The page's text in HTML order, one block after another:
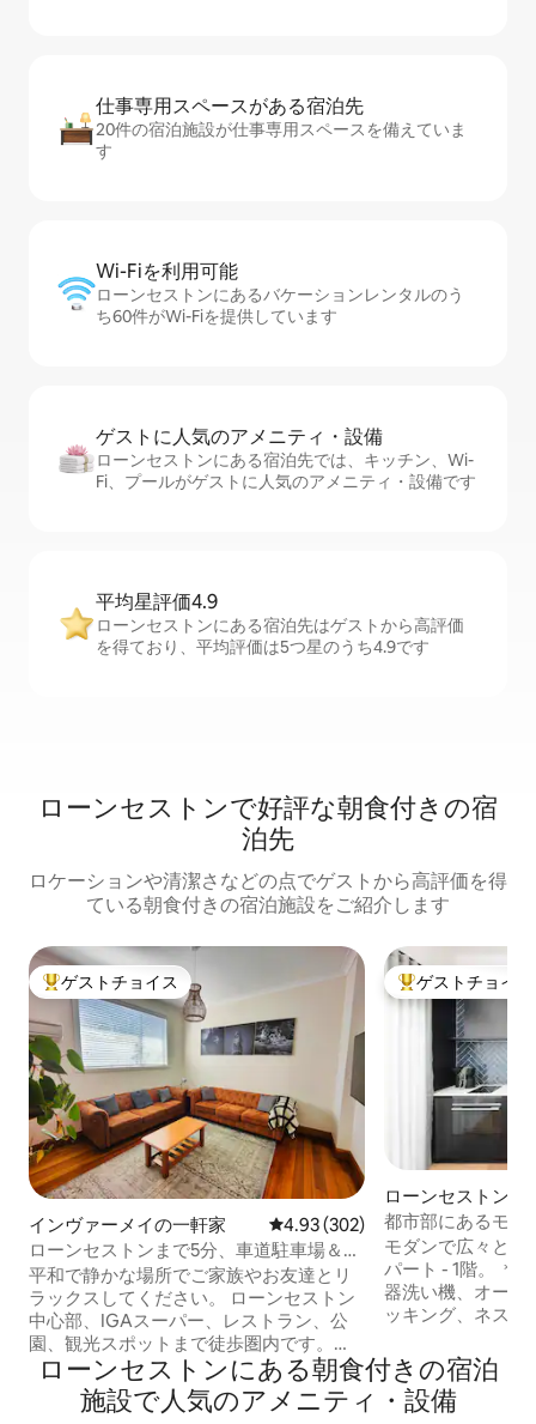
仕事専用ス⁠ペ⁠ー⁠スがあ⁠る宿⁠泊⁠先
20件の宿泊施設が仕事専用スペースを備えていま
す
Wi-Fiを利⁠用⁠可⁠能
ローンセストンにあるバケーションレンタルのう
ち60件がWi-Fiを提供しています
ゲストに人⁠気⁠のア⁠メ⁠ニ⁠テ⁠ィ・設⁠備
ローンセストンにある宿泊先では、キッチン、Wi-
Fi、プールがゲストに人気のアメニティ・設備です
平均星評価4.9
ローンセストンにある宿泊先はゲストから高評価
を得ており、平均評価は5つ星のうち4.9です
ローンセストンで好評な朝食付きの宿
泊先
ロケーションや清潔さなどの点でゲストから高評価を得
ている朝食付きの宿泊施設をご紹介します
大好評のゲストチョイスです。
ゲストチョイス
インヴァーメイの一軒家 レビュー302件、5つ星中4.93つ
4.93 (302)
ローンセストンまで5分、車道駐車場＆博
物館近く
平和で静かな場所でご家族やお友達とリ
ラックスしてください。 ローンセストン
中心部、IGAスーパー、レストラン、公
園、観光スポットまで徒歩圏内です。
Hermay Cottageには3つの寝室があり、
各寝室にクイーンベッドが1台あり、3組
のカップルまたは3名のシングルで最大6
大好評のゲスト
ゲストチョイス
ローンセストンの
ン・アパート
都市部にあるモダ
イ
モダンで広々とし
パート - 1階。 ＊キングサイズベッド ＊食
器洗い機、オーブ
ッキング、ネスプ
のスマートテレビ
超高速Wi-Fi ＊床
バスルーム。 ＊玄関の無料駐車場。 ＊テ
ローンセストンにある朝食付きの宿泊
施設で人気のアメニティ・設備